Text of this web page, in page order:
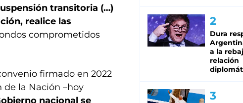
transitoria (…)
realice las
comprometidos
firmado en 2022
la Nación –hoy
nacional se
Dura
a la
relación